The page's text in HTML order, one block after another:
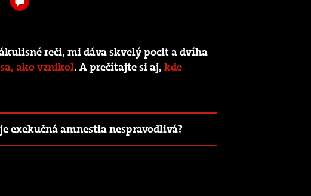
reči, mi dáva skvelý pocit a dvíha
ako vznikol. A prečítajte si aj, kde
exekučná amnestia nespravodlivá?